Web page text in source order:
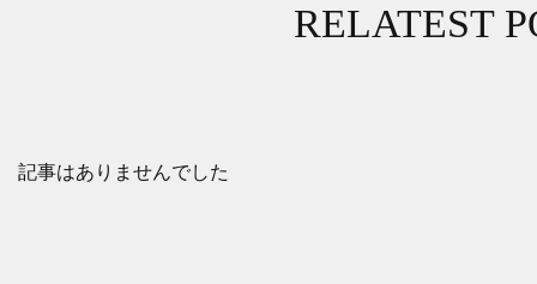
RELATEST
記事はありませんでした